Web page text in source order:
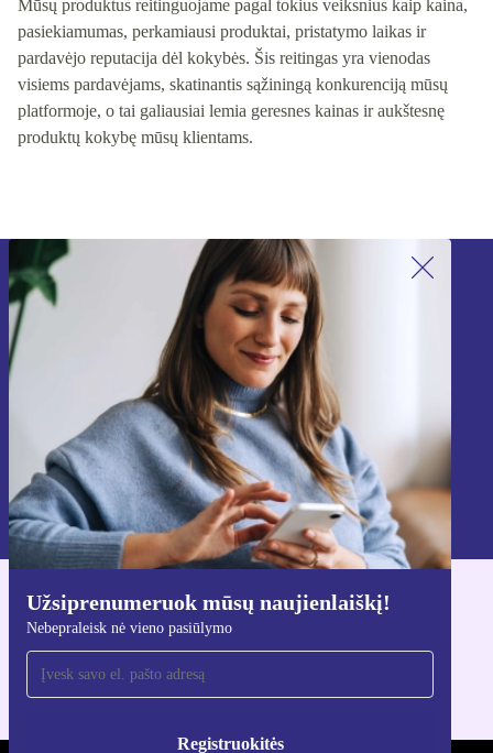
Mūsų produktus reitinguojame pagal tokius veiksnius kaip kaina,
pasiekiamumas, perkamiausi produktai, pristatymo laikas ir
pardavėjo reputacija dėl kokybės. Šis reitingas yra vienodas
visiems pardavėjams, skatinantis sąžiningą konkurenciją mūsų
platformoje, o tai galiausiai lemia geresnes kainas ir aukštesnę
produktų kokybę mūsų klientams.
Užsiprenumeruok mūsų naujienlaiškį!
Nebepraleisk nė vieno pasiūlymo
Registruokitės
Užsiprenumeruok mūsų naujienlaiškį!
Nebepraleisk nė vieno pasiūlymo.
Registruokitės
Informaciją apie asmens duomenų naudojimą rasi mūsų
Privatumo politikoje.
Atsisiųsti refurbed programėlę
Skirta iOS ir Android